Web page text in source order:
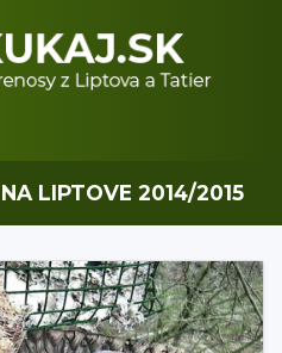
LIPTOVE 2014/2015